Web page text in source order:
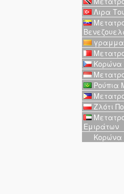
Λιρα
Κορώνα
Ρούπια
Ζλότι
Εμιράτων
Κορώνα